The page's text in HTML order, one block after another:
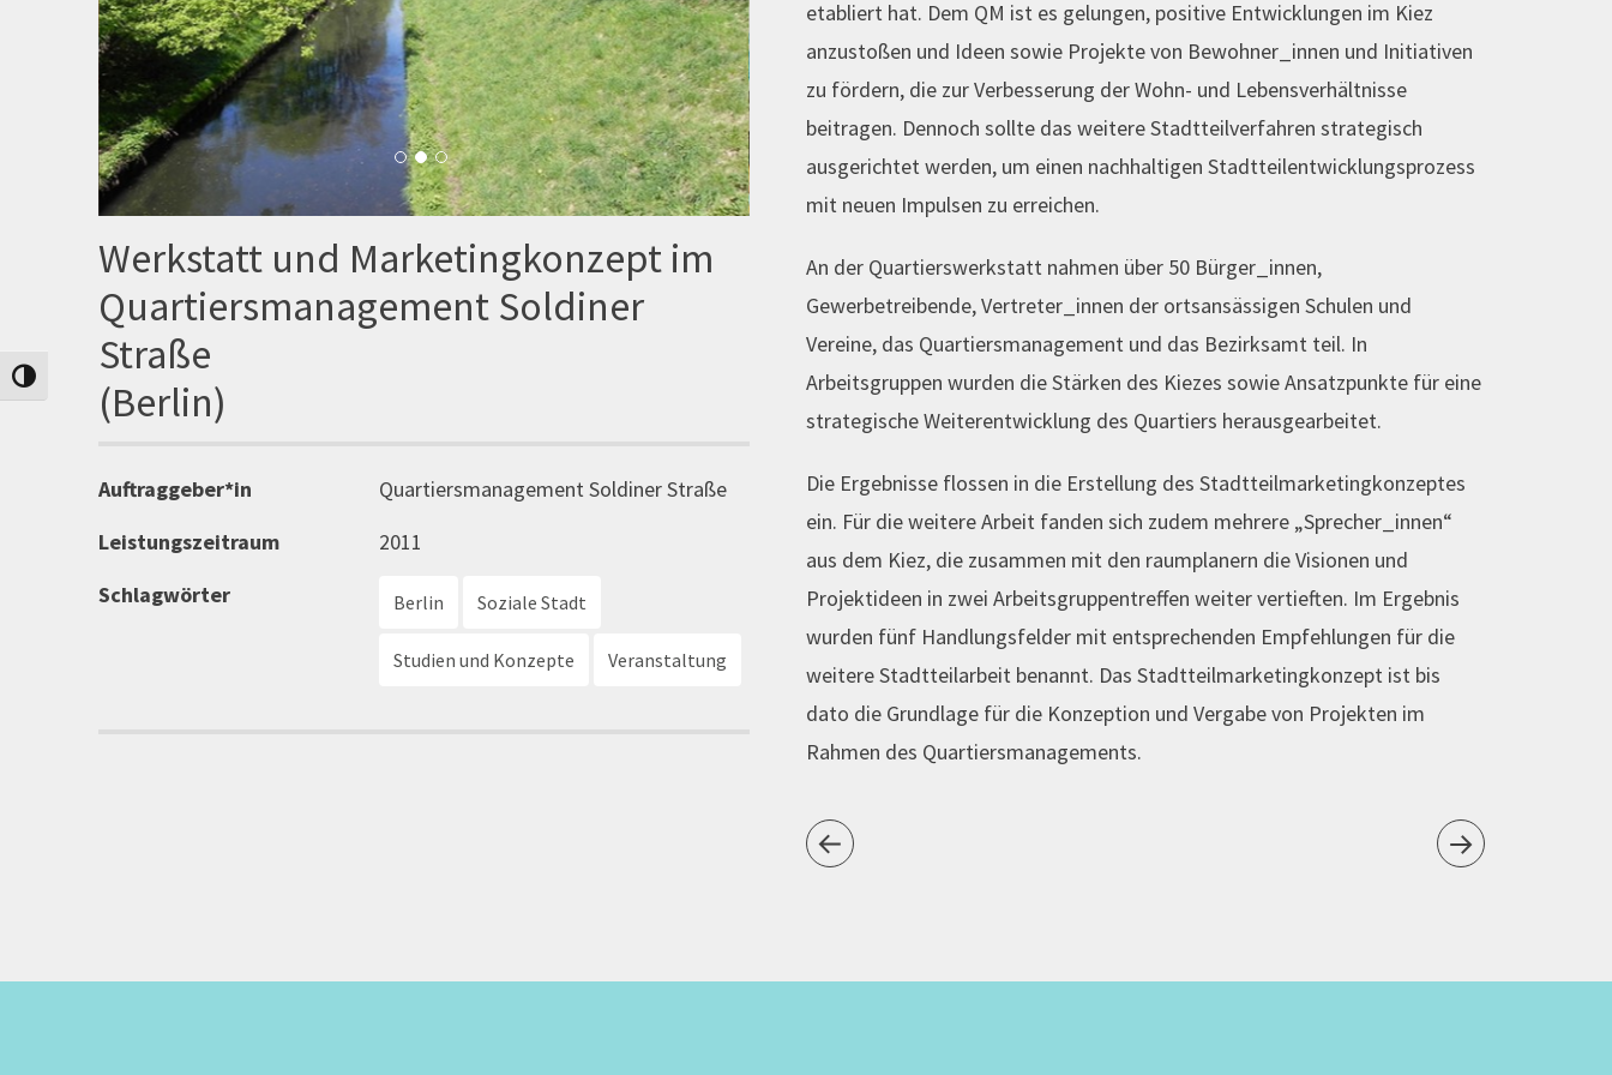
Umschalten auf hohe Kontraste
Werkstatt und Marketingkonzept im
Quartiersmanagement Soldiner
Straße
(Berlin)
Auftraggeber*in
Quartiersmanagement Soldiner Straße
Leistungszeitraum
2011
Schlagwörter
Berlin Soziale Stadt
Studien und Konzepte Veranstaltung
etabliert hat. Dem QM ist es gelungen, positive Entwicklungen im Kiez
anzustoßen und Ideen sowie Projekte von Bewohner_innen und Initiativen
zu fördern, die zur Verbesserung der Wohn- und Lebensverhältnisse
beitragen. Dennoch sollte das weitere Stadtteilverfahren strategisch
ausgerichtet werden, um einen nachhaltigen Stadtteilentwicklungsprozess
mit neuen Impulsen zu erreichen.
An der Quartierswerkstatt nahmen über 50 Bürger_innen,
Gewerbetreibende, Vertreter_innen der ortsansässigen Schulen und
Vereine, das Quartiersmanagement und das Bezirksamt teil. In
Arbeitsgruppen wurden die Stärken des Kiezes sowie Ansatzpunkte für eine
strategische Weiterentwicklung des Quartiers herausgearbeitet.
Die Ergebnisse flossen in die Erstellung des Stadtteilmarketingkonzeptes
ein. Für die weitere Arbeit fanden sich zudem mehrere „Sprecher_innen“
aus dem Kiez, die zusammen mit den raumplanern die Visionen und
Projektideen in zwei Arbeitsgruppentreffen weiter vertieften. Im Ergebnis
wurden fünf Handlungsfelder mit entsprechenden Empfehlungen für die
weitere Stadtteilarbeit benannt. Das Stadtteilmarketingkonzept ist bis
dato die Grundlage für die Konzeption und Vergabe von Projekten im
Rahmen des Quartiersmanagements.